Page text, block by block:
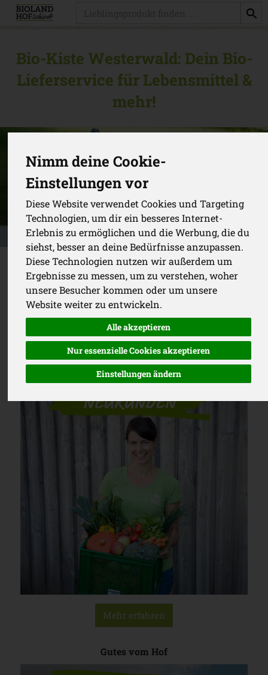
Nimm deine Cookie-
Einstellungen vor
Diese Website verwendet Cookies und Targeting
Technologien, um dir ein besseres Internet-
Erlebnis zu ermöglichen und die Werbung, die du
siehst, besser an deine Bedürfnisse anzupassen.
Diese Technologien nutzen wir außerdem um
Ergebnisse zu messen, um zu verstehen, woher
unsere Besucher kommen oder um unsere
Website weiter zu entwickeln.
Alle akzeptieren
Nur essenzielle Cookies akzeptieren
Einstellungen ändern
Bio-Kiste Westerwald: Dein Bio-
Lieferservice für Lebensmittel &
mehr!
Neugierig?
Hier unsere Bio-Kisten entdecken!
Jetzt Probieraktion nutzen!
Mehr erfahren
Gutes vom Hof